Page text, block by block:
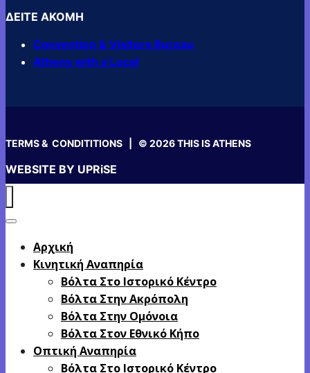
ΔΕΙΤΕ ΑΚΟΜΗ
Convention & Visitors Bureau
Athens with a Local
TERMS & CONDITITIONS | © 2026 THIS IS ATHENS
WEBSITE BY UPRiSE
Αρχική
Κινητική Αναπηρία
Βόλτα Στο Ιστορικό Κέντρο
Βόλτα Στην Ακρόπολη
Βόλτα Στην Ομόνοια
Βόλτα Στον Εθνικό Κήπο
Οπτική Αναπηρία
Βόλτα Στο Ιστορικό Κέντρο